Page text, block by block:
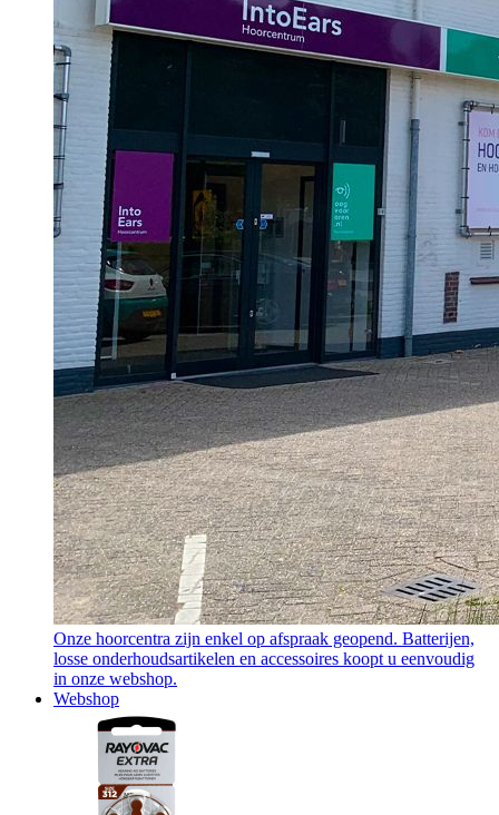
Onze hoorcentra zijn enkel op afspraak geopend. Batterijen,
losse onderhoudsartikelen en accessoires koopt u eenvoudig
in onze webshop.
Webshop